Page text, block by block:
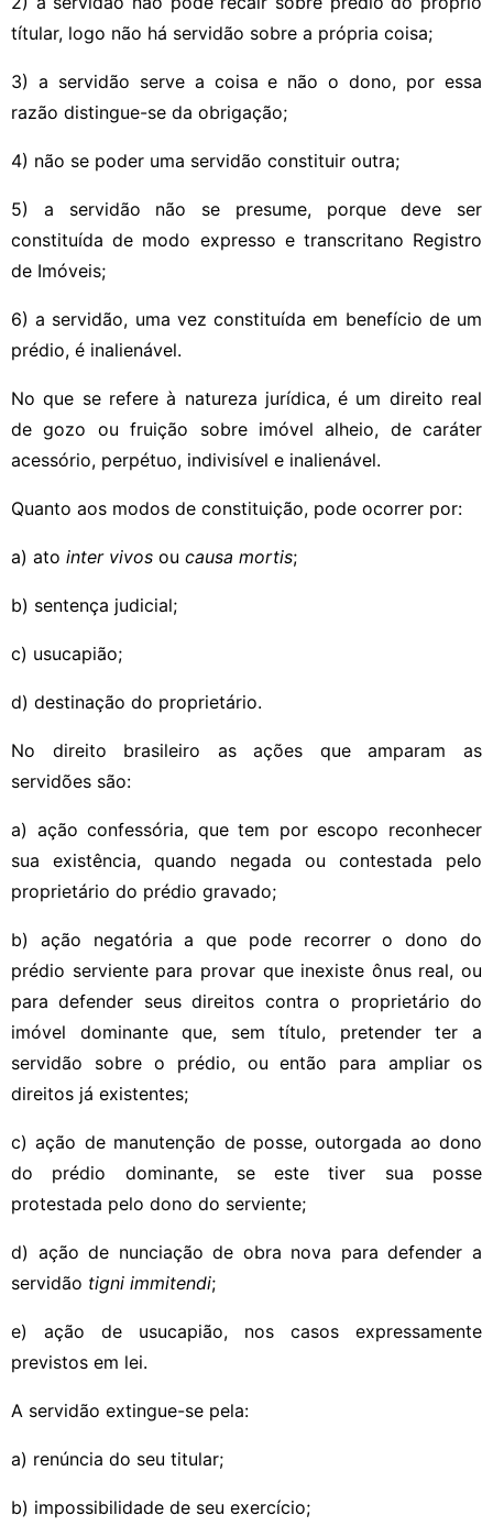
títular, logo não há servidão sobre a própria coisa;
3) a servidão serve a coisa e não o dono, por essa
razão distingue-se da obrigação;
4) não se poder uma servidão constituir outra;
5) a servidão não se presume, porque deve ser
constituída de modo expresso e transcritano Registro
de Imóveis;
6) a servidão, uma vez constituída em benefício de um
prédio, é inalienável.
No que se refere à natureza jurídica, é um direito real
de gozo ou fruição sobre imóvel alheio, de caráter
acessório, perpétuo, indivisível e inalienável.
Quanto aos modos de constituição, pode ocorrer por:
a) ato inter vivos ou causa mortis;
b) sentença judicial;
c) usucapião;
d) destinação do proprietário.
No direito brasileiro as ações que amparam as
servidões são:
a) ação confessória, que tem por escopo reconhecer
sua existência, quando negada ou contestada pelo
proprietário do prédio gravado;
b) ação negatória a que pode recorrer o dono do
prédio serviente para provar que inexiste ônus real, ou
para defender seus direitos contra o proprietário do
imóvel dominante que, sem título, pretender ter a
servidão sobre o prédio, ou então para ampliar os
direitos já existentes;
c) ação de manutenção de posse, outorgada ao dono
do prédio dominante, se este tiver sua posse
protestada pelo dono do serviente;
d) ação de nunciação de obra nova para defender a
servidão tigni immitendi;
e) ação de usucapião, nos casos expressamente
previstos em lei.
A servidão extingue-se pela:
a) renúncia do seu titular;
b) impossibilidade de seu exercício;